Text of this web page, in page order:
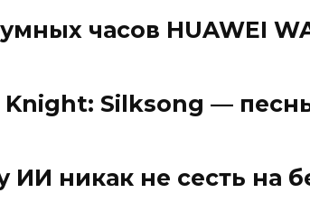
часов HUAWEI
Silksong —
ИИ никак не сесть на